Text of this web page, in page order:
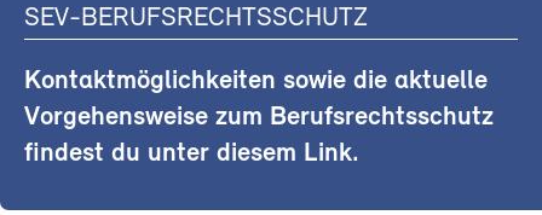
SEV-BERUFSRECHTSSCHUTZ
Kontaktmöglichkeiten sowie die aktuelle
Vorgehensweise zum Berufsrechtsschutz
findest du unter diesem Link.